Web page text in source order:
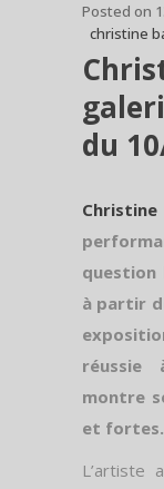
Posted on
christine
du
Christine
question
à partir
réussie
montre
et fortes.
L’artiste